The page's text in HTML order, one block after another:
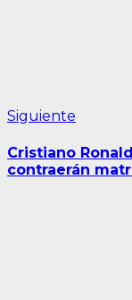
Siguiente
Cristiano
contraerán